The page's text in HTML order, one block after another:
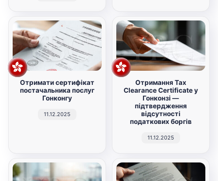
Отримати сертифікат
постачальника послуг
Гонконгу
11.12.2025
Отримання Tax
Clearance Certificate у
Гонконзі —
підтвердження
відсутності
податкових боргів
11.12.2025